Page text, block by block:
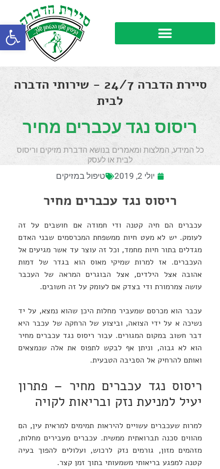
פתח
סיירת הדברה 24/7 - שירותי הדברה
לבית
ריסוס נגד עכברים מחיר
כל המידע, המלצות ומאמרים בנושא הדברת מזיקים וריסוס
לבית או לעסק
יולי 2, 2019 טיפול במזיקים
ריסוס נגד עכברים מחיר
עכברים הם חיה קטנה ודי חמודה אם חושבים על זה
לעומק. יש לא מעט חיות ממשפחת המכרסמים שבני האדם
מגדלים בתור חיות מחמד, וכל זה עוצר עד אשר מגיעים אל
העכברים. אז למרות שמיקי מאוס הוא בגדר של דמות
אהובה אצל הילדים, אצל הבוגרים המראה של העכבר
עושה צמרמורת ודי בצדק אם לעומק על זה חשובים.
עכבר הוא מכרסם שמעביר מחלות היכן שהוא נמצא, על יד
נשיכה א על ידי הצואה, וביצוע של הרחקה של עכבר היא
דבר חשוב במקום המגורים. עבור ריסוס נגד עכברים מחיר
הוא לא גבוה, וניתן אף לבקש לתפוס את אלה שנמצאים
ואותם להרחיק אל הסביבה הטבעית.
ריסוס נגד עכברים מחיר – פתרון
יעיל למניעת נזק ובריאות לקויה
למרות שעכברים עשויים להיראות תמימים למראית עין, הם
מהווים סכנה תברואתית ממשית. עכברים מעבירים מחלות,
מזהמים מזון, גורמים נזק לרכוש, ועלולים להפוך בעיה
קטנה למפגע בריאותי משמעותי בתוך זמן קצר.